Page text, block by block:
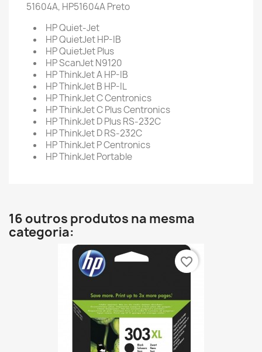
51604A, HP51604APreto
HP Quiet-Jet
HP QuietJet HP-IB
HP QuietJet Plus
HP ScanJet N9120
HP ThinkJet A HP-IB
HP ThinkJet B HP-IL
HP ThinkJet C Centronics
HP ThinkJet C Plus Centronics
HP ThinkJet D Plus RS-232C
HP ThinkJet D RS-232C
HP ThinkJet P Centronics
HP ThinkJet Portable
16 outros produtos na mesma
categoria:
favorite_border